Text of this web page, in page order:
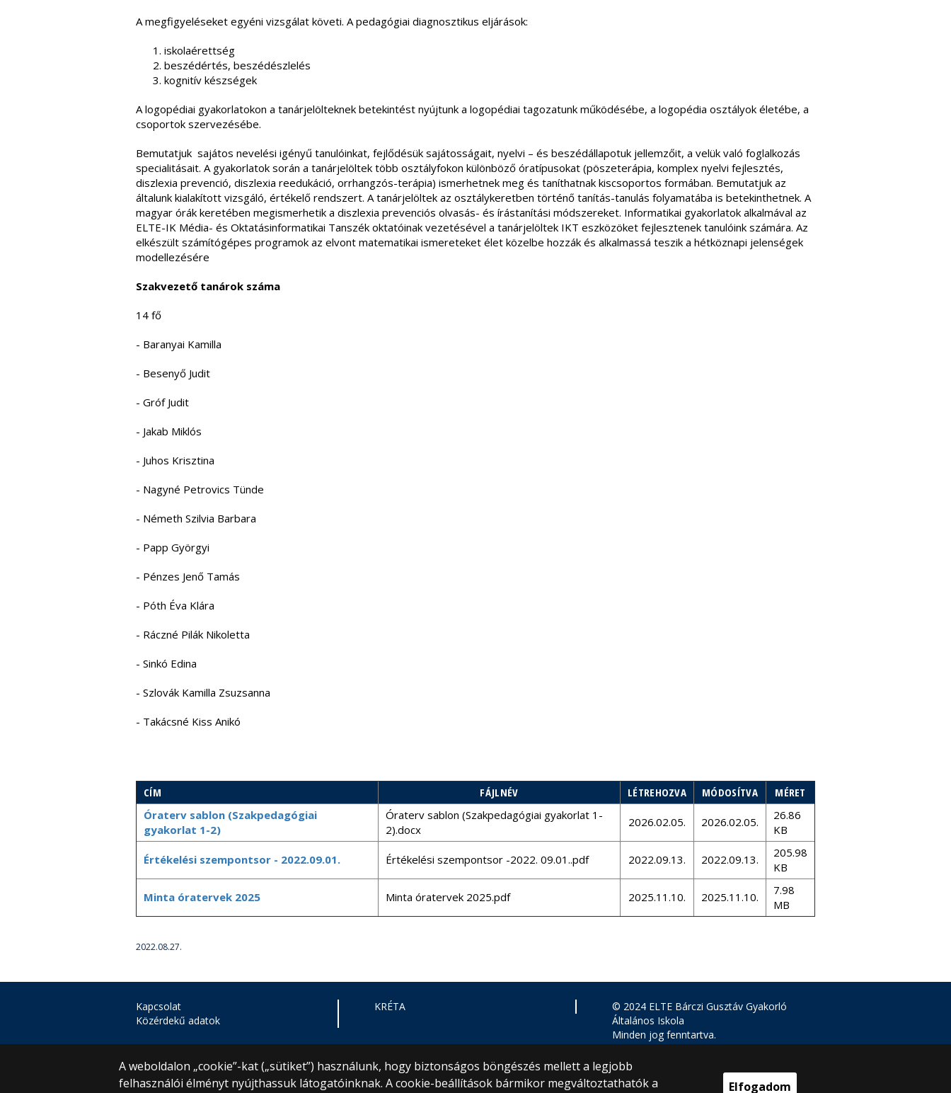
A megfigyeléseket egyéni vizsgálat követi. A pedagógiai diagnosztikus eljárások:
iskolaérettség
beszédértés, beszédészlelés
kognitív készségek
A logopédiai gyakorlatokon a tanárjelölteknek betekintést nyújtunk a logopédiai tagozatunk működésébe, a logopédia osztályok életébe, a
csoportok szervezésébe.
Bemutatjuk sajátos nevelési igényű tanulóinkat, fejlődésük sajátosságait, nyelvi – és beszédállapotuk jellemzőit, a velük való foglalkozás
specialitásait. A gyakorlatok során a tanárjelöltek több osztályfokon különböző óratípusokat (pöszeterápia, komplex nyelvi fejlesztés,
diszlexia prevenció, diszlexia reedukáció, orrhangzós-terápia) ismerhetnek meg és taníthatnak kiscsoportos formában. Bemutatjuk az
általunk kialakított vizsgáló, értékelő rendszert. A tanárjelöltek az osztálykeretben történő tanítás-tanulás folyamatába is betekinthetnek. A
magyar órák keretében megismerhetik a diszlexia prevenciós olvasás- és írástanítási módszereket. Informatikai gyakorlatok alkalmával az
ELTE-IK Média- és Oktatásinformatikai Tanszék oktatóinak vezetésével a tanárjelöltek IKT eszközöket fejlesztenek tanulóink számára. Az
elkészült számítógépes programok az elvont matematikai ismereteket élet közelbe hozzák és alkalmassá teszik a hétköznapi jelenségek
modellezésére
Szakvezető tanárok száma
14 fő
- Baranyai Kamilla
- Besenyő Judit
- Gróf Judit
- Jakab Miklós
- Juhos Krisztina
- Nagyné Petrovics Tünde
- ​Németh Szilvia Barbara
- Papp Györgyi
- Pénzes Jenő Tamás
- Póth Éva Klára
- Ráczné Pilák Nikoletta
- Sinkó Edina
- ‎Szlovák Kamilla Zsuzsanna
- Takácsné Kiss Anikó
CÍM FÁJLNÉV LÉTREHOZVA MÓDOSÍTVA
MÉRET
Óraterv sablon (Szakpedagógiai
gyakorlat 1-2)
Óraterv sablon (Szakpedagógiai gyakorlat 1-
2).docx
2026.02.05. 2026.02.05.
26.86
KB
Értékelési szempontsor - 2022.09.01. Értékelési szempontsor -2022. 09.01..pdf 2022.09.13. 2022.09.13.
205.98
KB
Minta óratervek 2025 Minta óratervek 2025.pdf 2025.11.10. 2025.11.10.
7.98
MB
2022.08.27.
A weboldalon „cookie”-kat („sütiket”) használunk, hogy biztonságos böngészés mellett a legjobb
felhasználói élményt nyújthassuk látogatóinknak. A cookie-beállítások bármikor megváltoztathatók a
Elfogadom
Kapcsolat
Közérdekű adatok
KRÉTA
© 2024 ELTE Bárczi Gusztáv Gyakorló
Általános Iskola
Minden jog fenntartva.
1071 Budapest, Damjanich utca 41-43.
+36 1 461 3726
gyakiskola@barczi.elte.hu